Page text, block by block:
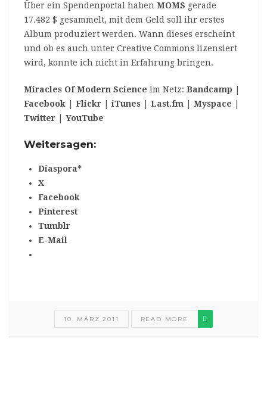
Über ein Spendenportal haben MOMS gerade
17.482 $ gesammelt, mit dem Geld soll ihr erstes
Album produziert werden. Wann dieses erscheint
und ob es auch unter Creative Commons lizensiert
wird, konnte ich nicht in Erfahrung bringen.
Miracles Of Modern Science im Netz: Bandcamp
Facebook
Flickr |iTunes Last.fm Myspace
Twitter
YouTube
Weitersagen:
Diaspora*
X
Facebook
Pinterest
Tumblr
E-Mail
10. MÄRZ 2011 READ MORE